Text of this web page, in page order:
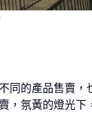
同的產品售賣，
，氛黃的燈光下